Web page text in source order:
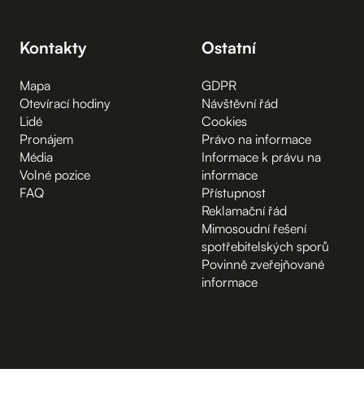
Kontakty
Mapa
Otevírací hodiny
Lidé
Pronájem
Média
Volné pozice
FAQ
Ostatní
GDPR
Návštěvní řád
Cookies
Právo na informace
Informace k právu na
informace
Přístupnost
Reklamační řád
Mimosoudní řešení
spotřebitelských sporů
Povinně zveřejňované
informace